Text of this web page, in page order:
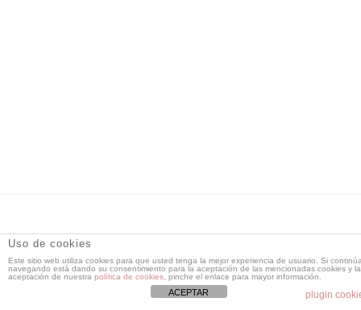
DT Espacio Escénico- Calle de la Reina, 9 28004 Madrid -
dtespacioescenico@dtespacioescenico.com
Uso de cookies
Este sitio web utiliza cookies para que usted tenga la mejor experiencia de usuario. Si
navegando está dando su consentimiento para la aceptación de las mencionadas cookies y la
aceptación de nuestra política de cookies , pinche el enlace para mayor información.
plugin
ACEPTAR